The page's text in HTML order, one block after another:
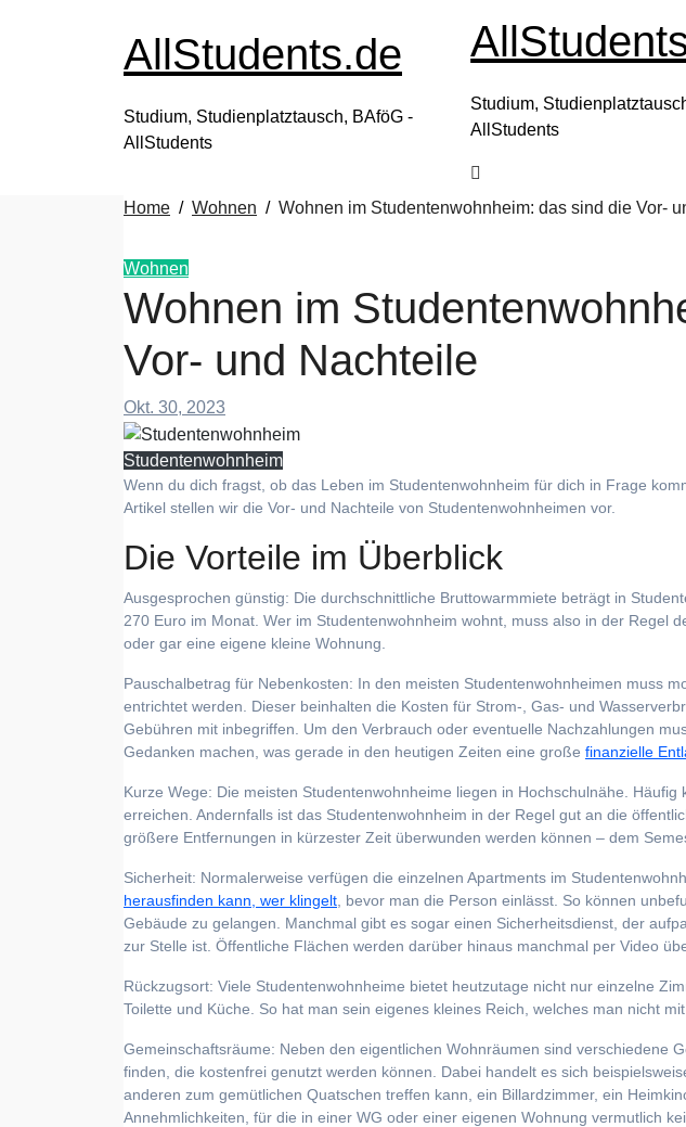
AllStudents.de
Studium, Studienplatztausch, BAföG -
AllStudents
Studium,
AllStudents
Home Wohnen Wohnen im Studentenwohnheim: das sind die Vor-
Wohnen
Wohnen im
Vor- und Nachteile
Okt. 30, 2023
Studentenwohnheim
Wenn du dich fragst, ob das Leben im Studentenwohnheim für dich in Frage kommt, dann bist du hier genau richtig. In diesem
Artikel stellen wir die Vor- und Nachteile von Studentenwohnheimen vor.
Die Vorteile im Überblick
Ausgesprochen günstig: Die durchschnittliche Bruttowarmmiete beträgt in
270 Euro im Monat. Wer im Studentenwohnheim wohnt, muss also in der Regel
oder gar eine eigene kleine Wohnung.
Pauschalbetrag für Nebenkosten: In den meisten Studentenwohnheimen muss
entrichtet werden. Dieser beinhalten die Kosten für Strom-, Gas- und
Gebühren mit inbegriffen. Um den Verbrauch oder eventuelle Nachzahlungen
Gedanken machen, was gerade in den heutigen Zeiten eine große finanzielle
Kurze Wege: Die meisten Studentenwohnheime liegen in Hochschulnähe.
erreichen. Andernfalls ist das Studentenwohnheim in der Regel gut an die
größere Entfernungen in kürzester Zeit überwunden werden können – dem
Sicherheit: Normalerweise verfügen die einzelnen Apartments im
herausfinden kann, wer klingelt , bevor man die Person einlässt. So können
Gebäude zu gelangen. Manchmal gibt es sogar einen Sicherheitsdienst, der
zur Stelle ist. Öffentliche Flächen werden darüber hinaus manchmal per Video
Rückzugsort: Viele Studentenwohnheime bietet heutzutage nicht nur einzelne
Toilette und Küche. So hat man sein eigenes kleines Reich, welches man nicht
Gemeinschaftsräume: Neben den eigentlichen Wohnräumen sind verschiedene
finden, die kostenfrei genutzt werden können. Dabei handelt es sich
anderen zum gemütlichen Quatschen treffen kann, ein Billardzimmer, ein
Annehmlichkeiten, für die in einer WG oder einer eigenen Wohnung vermutlich